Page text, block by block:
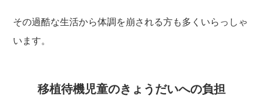
その過酷な生活から体調を崩される方も多くいらっしゃ
います。
移植待機児童のきょうだいへの負担